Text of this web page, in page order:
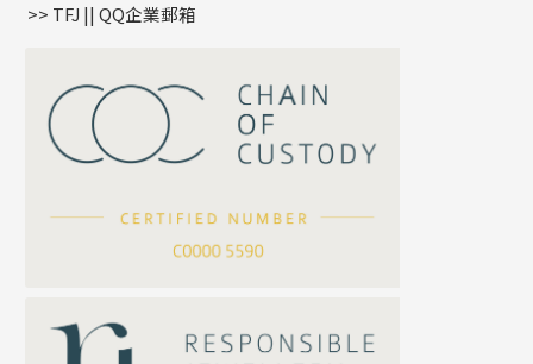
公司名稱
嘴唇鏈系列
S車花鏈系列
珍珠鏈系列
坦克鏈系列
滿天星鏈系列
方假繩鏈系列
星座吊墜
珠扣
>> TFJ || QQ企業郵箱